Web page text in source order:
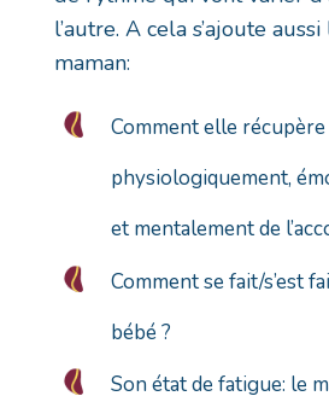
l’autre. A cela s’ajoute
maman:
Comment elle récupère
physiologiquement,
et mentalement de
Comment se fait/s’est
bébé ?
Son état de fatigue: le